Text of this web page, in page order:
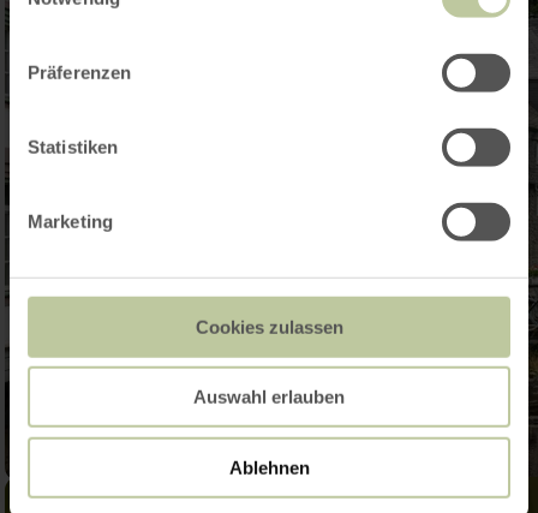
Präferenzen
Statistiken
Marketing
Cookies zulassen
Auswahl erlauben
Ablehnen